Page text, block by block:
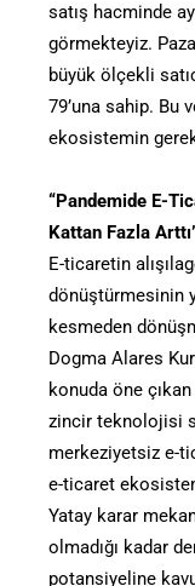
satış hacminde
görmekteyiz.
büyük ölçekli
79’una sahip. Bu
ekosistemin
“Pandemide E-
Kattan Fazla
E-ticaretin
dönüştürmesinin
kesmeden
Dogma Alares
konuda öne
zincir teknolojisi
merkeziyetsiz e-
e-ticaret
Yatay karar
olmadığı kadar
potansiyeline